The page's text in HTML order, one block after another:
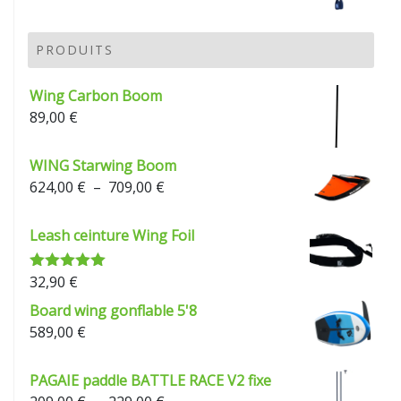
à
PRODUITS
Wing Carbon Boom
89,00 €
WING Starwing Boom
624,00 € – 709,00 €
prix :
624,00 €
Leash ceinture Wing Foil
Note 5.00
32,90 €
Board wing gonflable 5'8
589,00 €
PAGAIE paddle BATTLE RACE V2 fixe